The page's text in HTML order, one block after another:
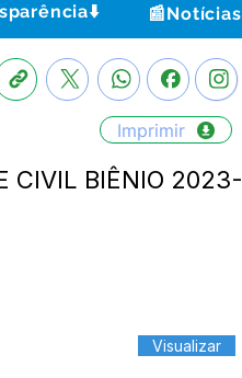
📰Notícias
Imprimir
CIVIL BIÊNIO 2023-
Visualizar